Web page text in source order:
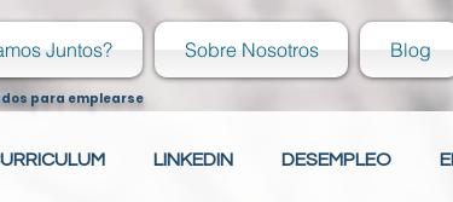
Juntos? Sobre Nosotros Blog
para emplearse
LINKEDIN DESEMPLEO